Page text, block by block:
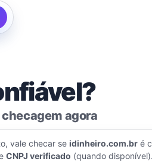
agora
vale checar se idinheiro.com.br é
CNPJ verificado (quando disponível).